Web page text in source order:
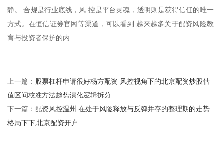
静。 合规是行业底线，风 控是平台灵魂，透明则是获得信任的唯一
方式。在恒信证券官网等渠道，可以看到 越来越多关于配资风险教
育与投资者保护的内
上一篇： 股票杠杆申请很好杨方配资 风控视角下的北京配资炒股估
值区间校准方法趋势演化逻辑拆分
下一篇： 配资风控温州 在处于风险释放与反弹并存的整理期的走势
格局下下,北京配资开户